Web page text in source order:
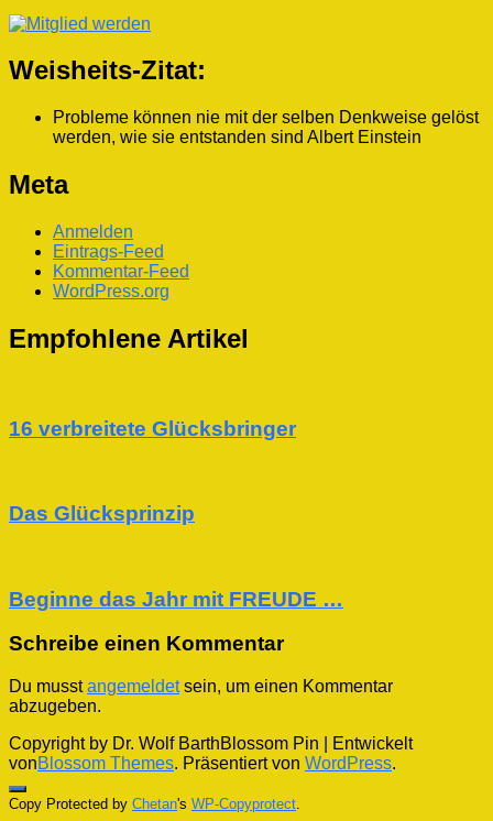
Weisheits-Zitat:
Probleme können nie mit der selben Denkweise gelöst
werden, wie sie entstanden sind Albert Einstein
Meta
Anmelden
Eintrags-Feed
Kommentar-Feed
WordPress.org
Empfohlene Artikel
16 verbreitete Glücksbringer
Das Glücksprinzip
Beginne das Jahr mit FREUDE …
Schreibe einen Kommentar
Du musstangemeldetsein, um einen Kommentar
abzugeben.
Copyright by Dr. Wolf BarthBlossom Pin | Entwickelt
vonBlossom Themes. Präsentiert von WordPress.
Copy Protected by Chetan's WP-Copyprotect.